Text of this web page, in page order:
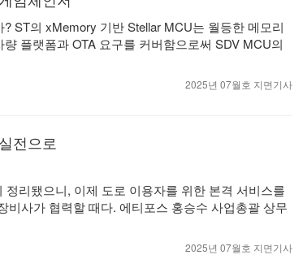
ST의 xMemory 기반 Stellar MCU는 월등한 메모리
플랫폼과 OTA 요구를 커버함으로써 SDV MCU의
2025년 07월호 지면기사
전으로
리됐으니, 이제 도로 이용자를 위한 본격 서비스를
비사가 협력할 때다. 에티포스 홍승수 사업총괄 상무
2025년 07월호 지면기사